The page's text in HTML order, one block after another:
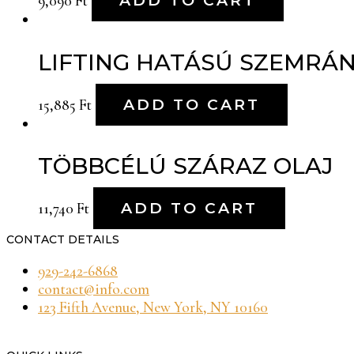
LIFTING HATÁSÚ
15,885 Ft ADD TO CART
TÖBBCÉLÚ SZÁRAZ OLAJ
11,740 Ft ADD TO CART
CONTACT DETAILS
929-242-6868
contact@info.com
123 Fifth Avenue, New York, NY 10160